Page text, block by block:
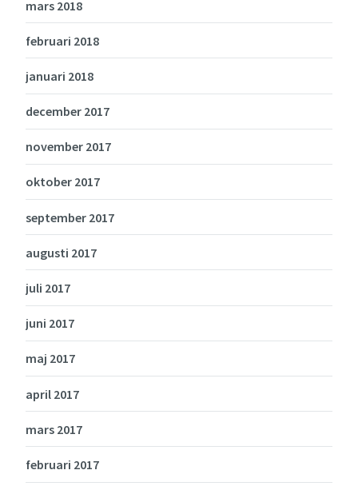
mars 2018
februari 2018
januari 2018
december 2017
november 2017
oktober 2017
september 2017
augusti 2017
juli 2017
juni 2017
maj 2017
april 2017
mars 2017
februari 2017